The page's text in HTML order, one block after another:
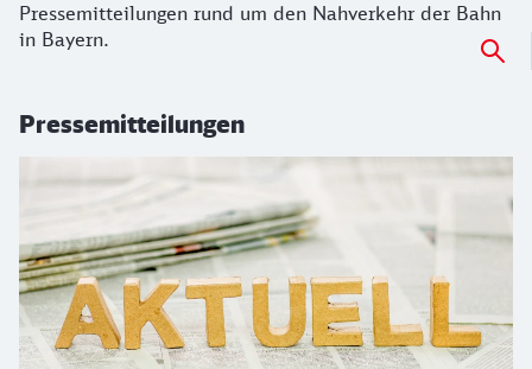
Pressemitteilungen rund um den Nahverkehr der Bahn
in Bayern.
Pressemitteilungen